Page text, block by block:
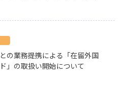
の業務提携による「在留外国
」の取扱い開始について